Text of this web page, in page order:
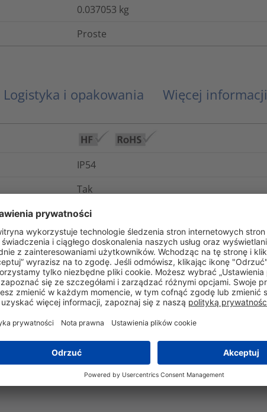
0.037053 kg
Proste
Logistyka i opakowania Więcej informacji
IP54
Tak
Nie
-100°C do +300°C
Tak